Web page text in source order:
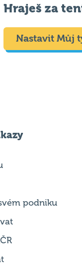
Hraješ za
Nastavit Můj
podniku